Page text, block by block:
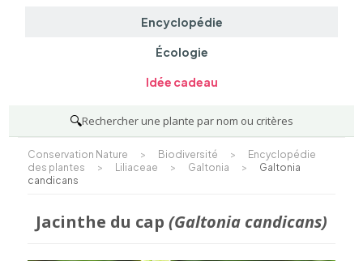
Encyclopédie
Écologie
Idée cadeau
🔍Rechercher une plante par nom ou critères
Conservation Nature > Biodiversité >
Encyclopédie
des plantes
> Liliaceae > Galtonia >
Galtonia
candicans
Jacinthe du cap (Galtonia candicans)